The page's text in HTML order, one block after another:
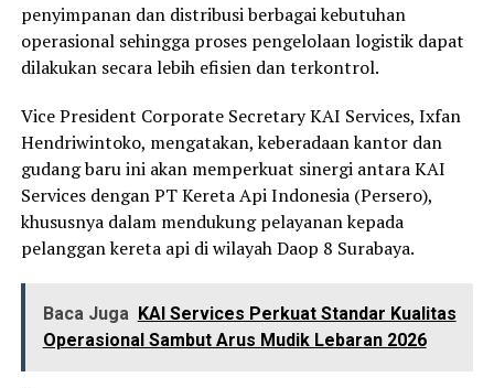
penyimpanan dan distribusi berbagai kebutuhan
operasional sehingga proses pengelolaan logistik dapat
dilakukan secara lebih efisien dan terkontrol.
Vice President Corporate Secretary KAI Services, Ixfan
Hendriwintoko, mengatakan, keberadaan kantor dan
gudang baru ini akan memperkuat sinergi antara KAI
Services dengan PT Kereta Api Indonesia (Persero),
khususnya dalam mendukung pelayanan kepada
pelanggan kereta api di wilayah Daop 8 Surabaya.
Baca Juga KAI Services Perkuat Standar Kualitas
Operasional Sambut Arus Mudik Lebaran 2026